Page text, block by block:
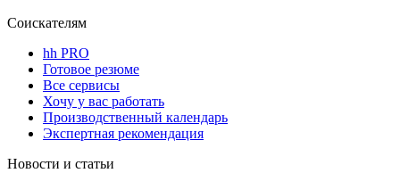
Соискателям
hh PRO
Готовое резюме
Все сервисы
Хочу у вас работать
Производственный календарь
Экспертная рекомендация
Новости и статьи